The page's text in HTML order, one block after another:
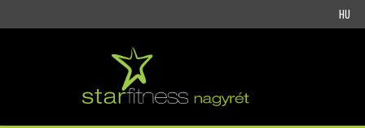
HU